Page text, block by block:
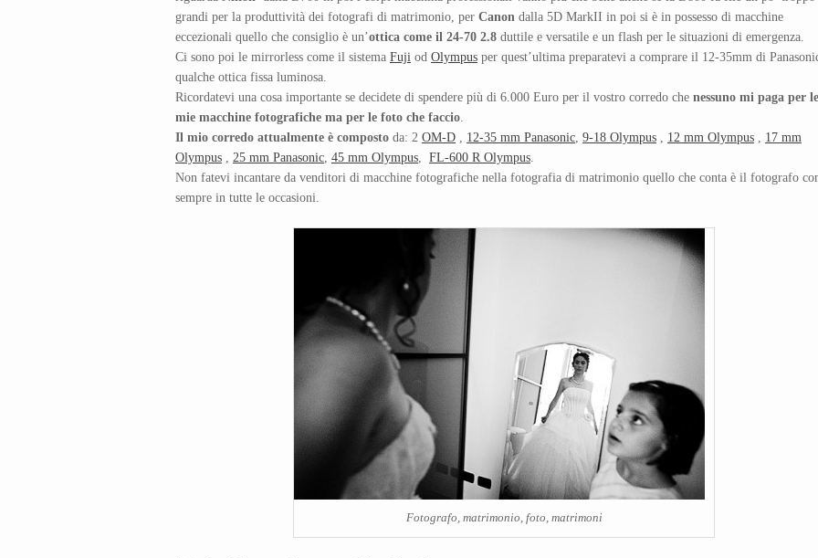
grandi per la produttività dei fotografi di matrimonio, per Canon dalla 5D MarkII in poi si è in possesso di macchine
eccezionali quello che consiglio è un’ottica come il 24-70 2.8 duttile e versatile e un flash per le situazioni di emergenza.
Ci sono poi le mirrorless come il sistema Fuji od Olympus per quest’ultima preparatevi a comprare il 12-35mm di
qualche ottica fissa luminosa.
Ricordatevi una cosa importante se decidete di spendere più di 6.000 Euro per il vostro corredo che nessuno mi paga per le
mie macchine fotografiche ma per le foto che faccio.
Il mio corredo attualmente è composto da: 2 OM-D , 12-35 mm Panasonic, 9-18 Olympus , 12 mm Olympus , 17 mm
Olympus , 25 mm Panasonic, 45 mm Olympus, FL-600 R Olympus.
Non fatevi incantare da venditori di macchine fotografiche nella fotografia di matrimonio quello che conta è il fotografo
sempre in tutte le occasioni.
Fotografo, matrimonio, foto, matrimoni